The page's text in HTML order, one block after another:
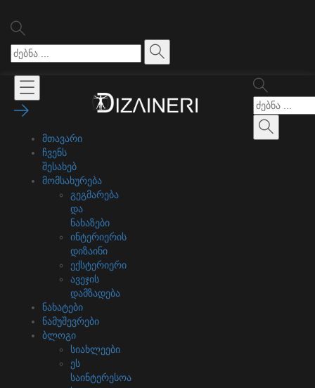
მთავარი
ჩვენს
შესახებ
მომსახურება
გეგმარება
და
ნახაზები
ინტერიერის
დიზაინი
ექსტერიერი
ავეჯის
დამზადება
ნახატები
ნამუშევრები
ბლოგი
სიახლეები
ეს
საინტერესოა